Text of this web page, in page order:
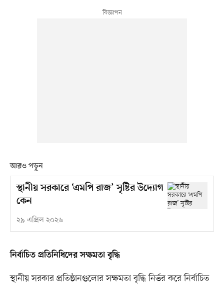
আরও পড়ুন
স্থানীয় সরকারে ‘এমপি রাজ’ সৃষ্টির উদ্যোগ
কেন
২৯ এপ্রিল ২০২৬
নির্বাচিত প্রতিনিধিদের সক্ষমতা বৃদ্ধি
স্থানীয় সরকার প্রতিষ্ঠানগুলোর সক্ষমতা বৃদ্ধি নির্ভর করে নির্বাচিত